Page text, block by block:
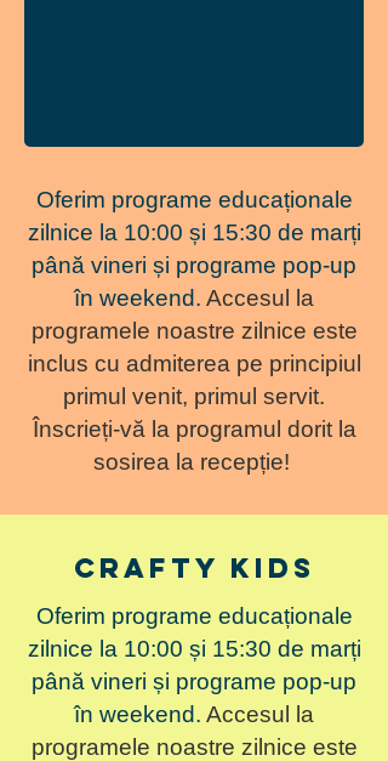
Oferim programe educaționale
zilnice la 10:00 și 15:30 de marți
până vineri și programe pop-up
în weekend. Accesul la
programele noastre zilnice este
inclus cu admiterea pe principiul
primul venit, primul servit.
Înscrieți-vă la programul dorit la
sosirea la recepție!
Crafty kids
Oferim programe educaționale
zilnice la 10:00 și 15:30 de marți
până vineri și programe pop-up
în weekend. Accesul la
programele noastre zilnice este